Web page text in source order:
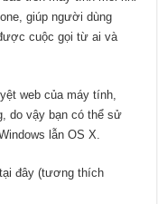
giúp người dùng
cuộc gọi từ ai và
web của máy tính,
do vậy bạn có thể sử
lẫn OS X.
đây (tương thích